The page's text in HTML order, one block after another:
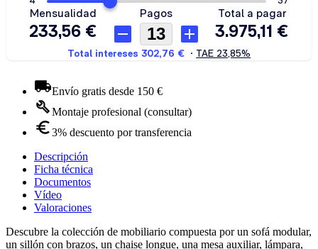
Envío gratis desde 150 €
Montaje profesional (consultar)
3% descuento por transferencia
Descripción
Ficha técnica
Documentos
Vídeo
Valoraciones
Descubre la colección de mobiliario compuesta por un sofá modular,
un sillón con brazos, un chaise longue, una mesa auxiliar, lámpara,